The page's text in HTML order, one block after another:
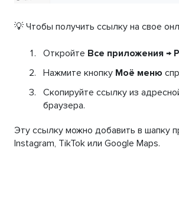
💡 Чтобы получить ссылку на свое
Откройте Все приложения →
Нажмите кнопку Моë меню
Скопируйте ссылку из
браузера.
Эту ссылку можно добавить в шапку
Instagram, TikTok или Google Maps.